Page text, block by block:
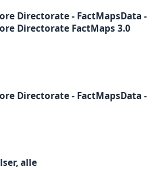
Directorate - FactMapsData -
Directorate FactMaps 3.0
Directorate - FactMapsData -
alle